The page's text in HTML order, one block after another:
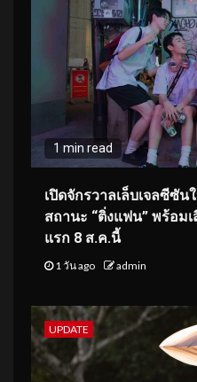
1 min read
เปิดจักรวาลเล็บเจลซีซัน
สถานะ “ติ่งแฟน” พร้อม
แรก 8 ส.ค.นี้
1 วัน ago admin
UPDATE